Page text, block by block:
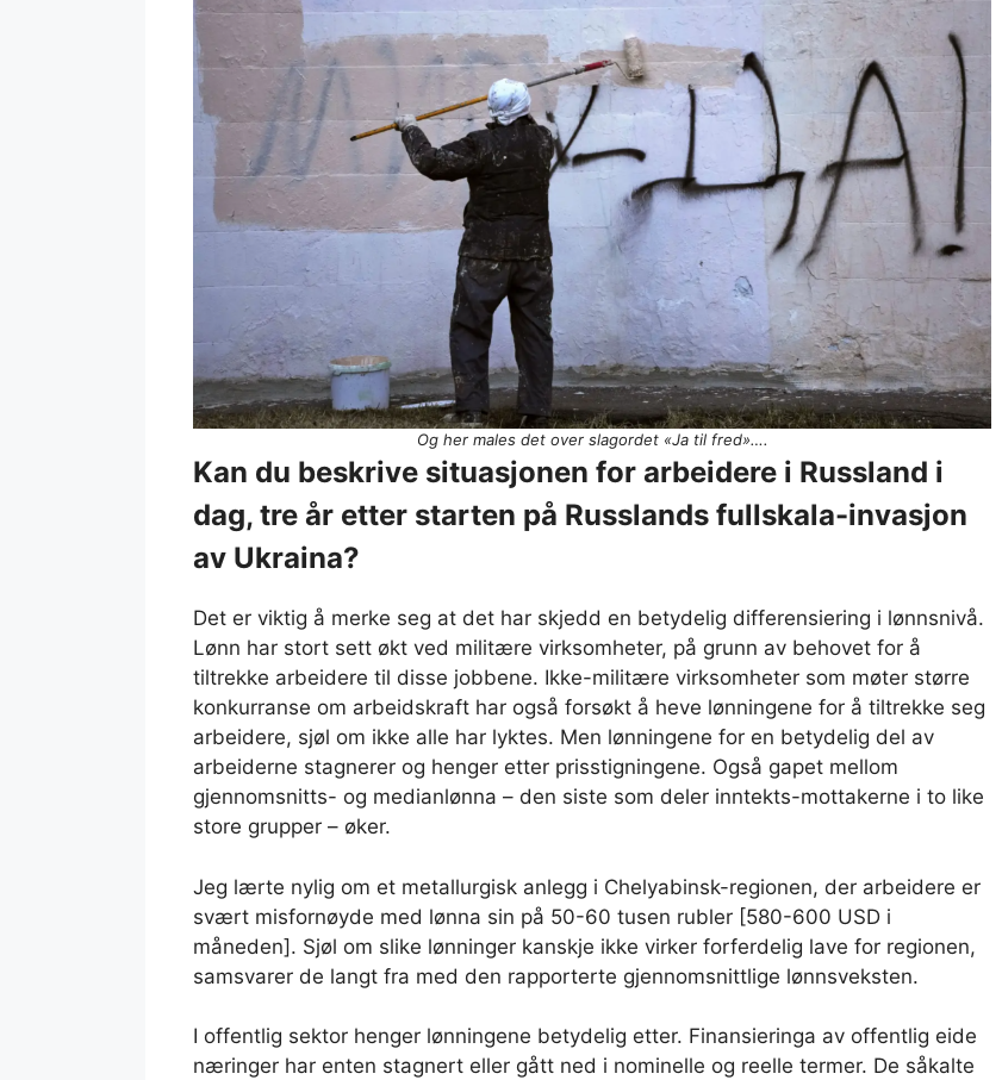
Og her males det over slagordet «Ja til fred»….
Kan du beskrive situasjonen for arbeidere i Russland i
dag, tre år etter starten på Russlands fullskala-invasjon
av Ukraina?
Det er viktig å merke seg at det har skjedd en betydelig differensiering i lønnsnivå.
Lønn har stort sett økt ved militære virksomheter, på grunn av behovet for å
tiltrekke arbeidere til disse jobbene. Ikke-militære virksomheter som møter større
konkurranse om arbeidskraft har også forsøkt å heve lønningene for å tiltrekke seg
arbeidere, sjøl om ikke alle har lyktes. Men lønningene for en betydelig del av
arbeiderne stagnerer og henger etter prisstigningene. Også gapet mellom
gjennomsnitts- og medianlønna – den siste som deler inntekts-mottakerne i to like
store grupper – øker.
Jeg lærte nylig om et metallurgisk anlegg i Chelyabinsk-regionen, der arbeidere er
svært misfornøyde med lønna sin på 50-60 tusen rubler [580-600 USD i
måneden]. Sjøl om slike lønninger kanskje ikke virker forferdelig lave for regionen,
samsvarer de langt fra med den rapporterte gjennomsnittlige lønnsveksten.
I offentlig sektor henger lønningene betydelig etter. Finansieringa av offentlig eide
næringer har enten stagnert eller gått ned i nominelle og reelle termer. De såkalte